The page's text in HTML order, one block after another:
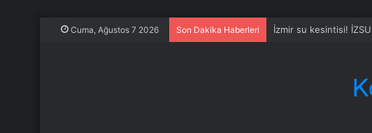
Cuma, Ağustos 7 2026 Son Dakika Haberleri İzmir su kesintisi!